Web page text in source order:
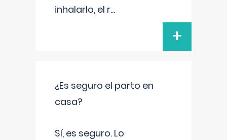
inhalarlo, el r...
+
¿Es seguro el parto en
casa?
Sí, es seguro. Lo